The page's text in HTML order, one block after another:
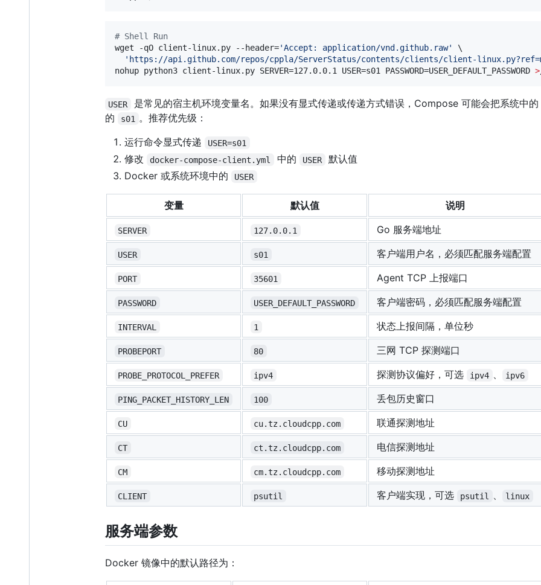
# Shell Run
wget -qO client-linux.py --header='Accept: application/vnd.github.raw'
\
' https://api.github.com/repos/cppla/ServerStatus/contents/clients/client-
nohup python3 client-linux.py SERVER=127.0.0.1 USER=s01 PASSWORD=USER_DEFAULT_PASSWORD >
USER
是常见的宿主机环境变量名。如果没有显式传递或传递方式错误，Compose 可能会把系统中的
的
s01 。推荐优先级：
运行命令显式传递
USER=s01
修改 docker-compose-client.yml 中的 USER
默认值
Docker 或系统环境中的
USER
变量 默认值 说明
SERVER 127.0.0.1 Go 服务端地址
USER s01 客户端用户名，必须匹配服务端配置
PORT 35601 Agent TCP 上报端口
PASSWORD USER_DEFAULT_PASSWORD 客户端密码，必须匹配服务端配置
INTERVAL 1 状态上报间隔，单位秒
PROBEPORT 80 三网 TCP 探测端口
PROBE_PROTOCOL_PREFER ipv4 探测协议偏好，可选 ipv4 、 ipv6
PING_PACKET_HISTORY_LEN 100 丢包历史窗口
CU cu.tz.cloudcpp.com 联通探测地址
CT ct.tz.cloudcpp.com 电信探测地址
CM cm.tz.cloudcpp.com 移动探测地址
CLIENT psutil 客户端实现，可选 psutil 、 linux
服务端参数
Docker 镜像中的默认路径为：